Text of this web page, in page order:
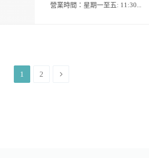
營業時間：星期一至五: 11:30...
1 2